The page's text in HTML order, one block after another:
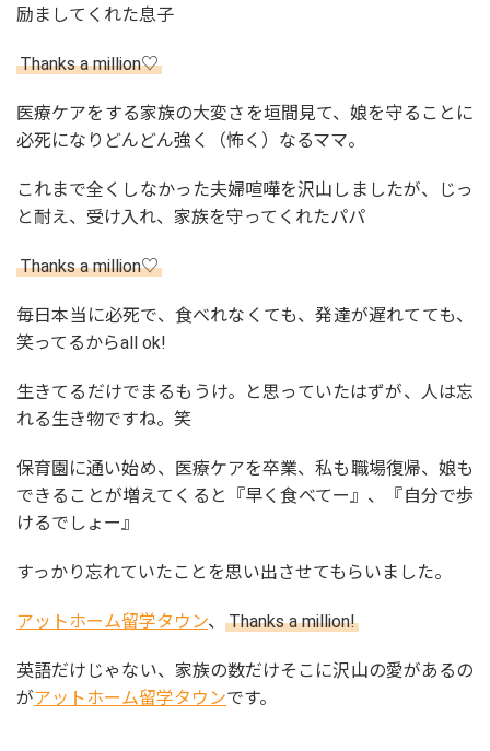
励ましてくれた息子
Thanks a million♡
医療ケアをする家族の大変さを垣間見て、娘を守ることに
必死になりどんどん強く（怖く）なるママ。
これまで全くしなかった夫婦喧嘩を沢山しましたが、じっ
と耐え、受け入れ、家族を守ってくれたパパ
Thanks a million♡
毎日本当に必死で、食べれなくても、発達が遅れてても、
笑ってるからall ok!
生きてるだけでまるもうけ。と思っていたはずが、人は忘
れる生き物ですね。笑
保育園に通い始め、医療ケアを卒業、私も職場復帰、娘も
できることが増えてくると『早く食べてー』、『自分で歩
けるでしょー』
すっかり忘れていたことを思い出させてもらいました。
アットホーム留学タウン、 Thanks a million!
英語だけじゃない、家族の数だけそこに沢山の愛があるの
がアットホーム留学タウンです。